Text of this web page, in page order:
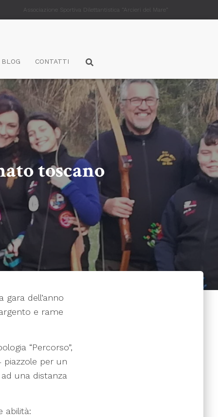
Associazione Sportiva Dilettantistica “Arcieri del Mare”
BLOG CONTATTI
toscano
dell’anno
e rame
“Percorso”,
piazzole per un
una distanza
abilità: